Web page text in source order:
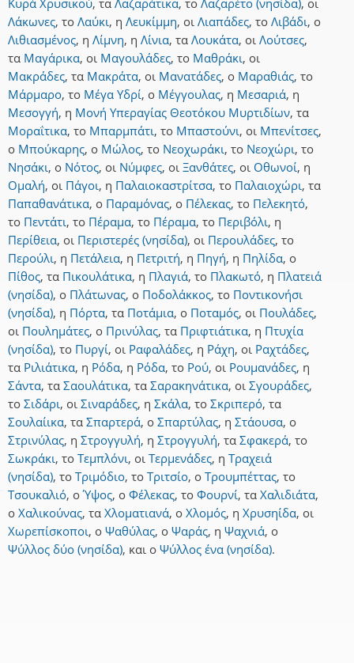
Κυρά Χρυσικού, τα Λαζαράτικα, το Λαζαρέτο (νησίδα), οι
Λάκωνες, το Λαύκι, η Λευκίμμη, οι Λιαπάδες, το Λιβάδι, ο
Λιθιασμένος, η Λίμνη, η Λίνια, τα Λουκάτα, οι Λούτσες,
τα Μαγάρικα, οι Μαγουλάδες, το Μαθράκι, οι
Μακράδες, τα Μακράτα, οι Μανατάδες, ο Μαραθιάς, το
Μάρμαρο, το Μέγα Υδρί, ο Μέγγουλας, η Μεσαριά, η
Μεσογγή, η Μονή Υπεραγίας Θεοτόκου Μυρτιδίων, τα
Μοραΐτικα, το Μπαρμπάτι, το Μπαστούνι, οι Μπενίτσες,
ο Μπούκαρης, ο Μώλος, το Νεοχωράκι, το Νεοχώρι, το
Νησάκι, ο Νότος, οι Νύμφες, οι Ξανθάτες, οι Οθωνοί, η
Ομαλή, οι Πάγοι, η Παλαιοκαστρίτσα, το Παλαιοχώρι, τα
Παπαθανάτικα, ο Παραμόνας, ο Πέλεκας, το Πελεκητό,
το Πεντάτι, το Πέραμα, το Πέραμα, το Περιβόλι, η
Περίθεια, οι Περιστερές (νησίδα), οι Περουλάδες, το
Περούλι, η Πετάλεια, η Πετριτή, η Πηγή, η Πηλίδα, ο
Πίθος, τα Πικουλάτικα, η Πλαγιά, το Πλακωτό, η Πλατειά
(νησίδα), ο Πλάτωνας, ο Ποδολάκκος, το Ποντικονήσι
(νησίδα), η Πόρτα, τα Ποτάμια, ο Ποταμός, οι Πουλάδες,
οι Πουλημάτες, ο Πρινύλας, τα Πριφτιάτικα, η Πτυχία
(νησίδα), το Πυργί, οι Ραφαλάδες, η Ράχη, οι Ραχτάδες,
τα Ριλιάτικα, η Ρόδα, η Ρόδα, το Ρού, οι Ρουμανάδες, η
Σάντα, τα Σαουλάτικα, τα Σαρακηνάτικα, οι Σγουράδες,
το Σιδάρι, οι Σιναράδες, η Σκάλα, το Σκριπερό, τα
Σουλαίικα, τα Σπαρτερά, ο Σπαρτύλας, η Στάουσα, ο
Στρινύλας, η Στρογγυλή, η Στρογγυλή, τα Σφακερά, το
Σωκράκι, το Τεμπλόνι, οι Τερμενάδες, η Τραχειά
(νησίδα), το Τριμόδιο, το Τριτσίο, ο Τρουμπέττας, το
Τσουκαλιό, ο Ύψος, ο Φέλεκας, το Φουρνί, τα Χαλιδιάτα,
ο Χαλικούνας, τα Χλοματιανά, ο Χλομός, η Χρυσηίδα, οι
Χωρεπίσκοποι, ο Ψαθύλας, ο Ψαράς, η Ψαχνιά, ο
Ψύλλος δύο (νησίδα), και ο Ψύλλος ένα (νησίδα).